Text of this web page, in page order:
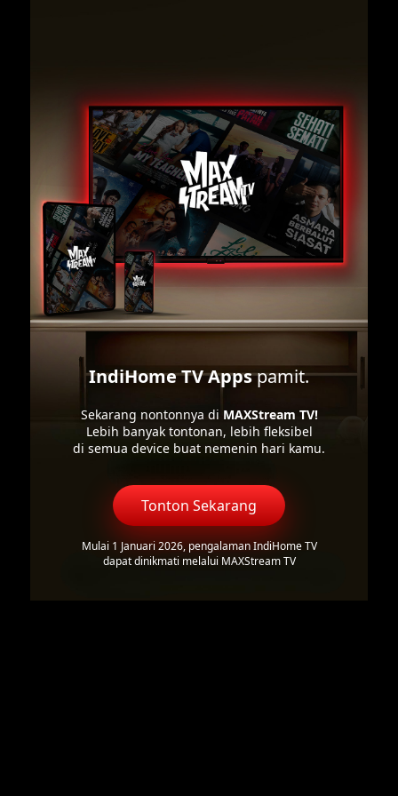
IndiHome TV Appspamit.
Sekarang nontonnya di MAXStream TV!
Lebih banyak tontonan, lebih fleksibel
di semua device buat nemenin hari kamu.
Tonton Sekarang
Mulai 1 Januari 2026, pengalaman IndiHome TV
dapat dinikmati melalui MAXStream TV